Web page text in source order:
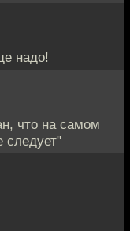
надо!
что на самом
следует"